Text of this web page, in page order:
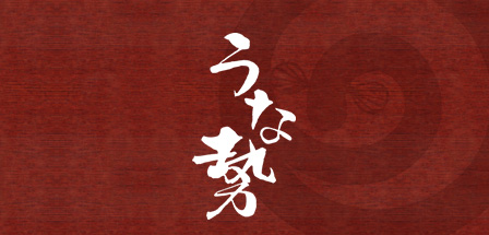
「うな勢」からのお知らせ｜う
なぎブログ｜「うな勢」は三重
県四日市にあるうなぎ屋
「うな勢」からのお知らせやうなぎに
関するブログをこのページで紹介して
います。「うな勢」は三重県四日市に
ある、人気のうなぎ屋です。